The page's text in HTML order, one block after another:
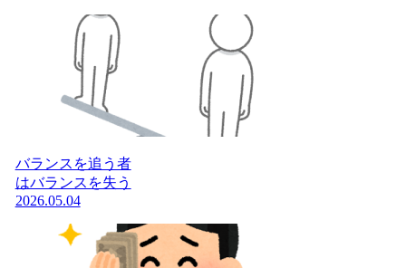
バランスを追う者
はバランスを失う
2026.05.04